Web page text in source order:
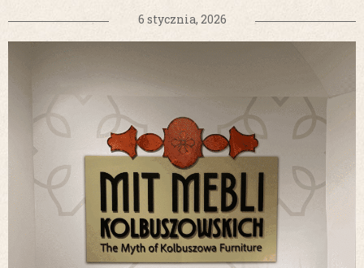
6 stycznia, 2026